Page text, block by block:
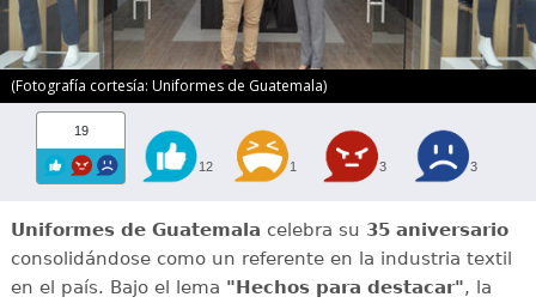
(Fotografía cortesía: Uniformes de Guatemala)
19
12 1 3 3
Uniformes de Guatemala celebra su 35 aniversario
consolidándose como un referente en la industria textil
en el país. Bajo el lema "Hechos para destacar", la